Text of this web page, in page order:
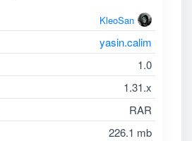
KleoSan
yasin.calim
1.0
1.31.x
RAR
226.1 mb